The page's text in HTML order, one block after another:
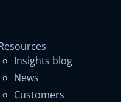
Insights blog
News
Customers